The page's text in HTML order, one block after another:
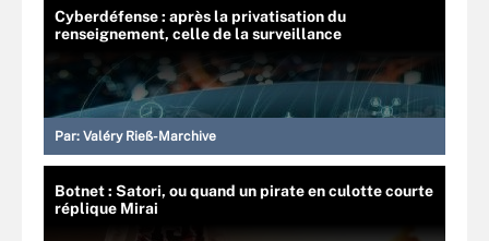
Cyberdéfense : après la privatisation du
renseignement, celle de la surveillance
Par: Valéry Rieß-Marchive
Botnet : Satori, ou quand un pirate en culotte courte
réplique Mirai